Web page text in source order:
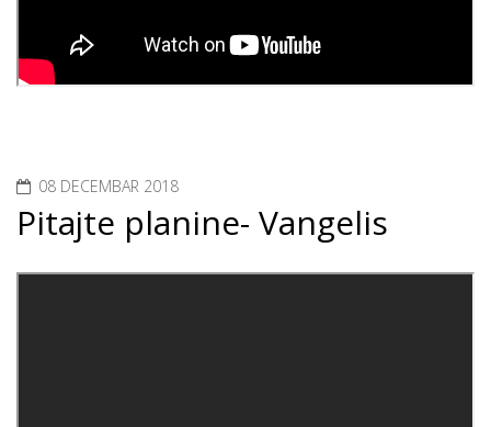
08 DECEMBAR 2018
Pitajte planine- Vangelis